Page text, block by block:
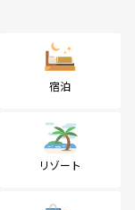
宿泊
リゾート